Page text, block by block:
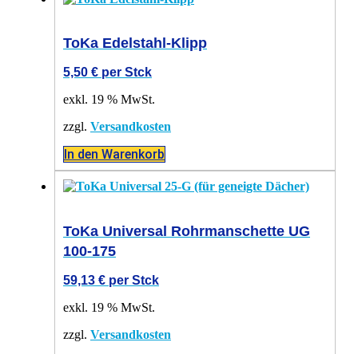
ToKa Edelstahl-Klipp
5,50 € per Stck
exkl. 19 % MwSt.
zzgl. Versandkosten
In den Warenkorb
ToKa Universal Rohrmanschette UG
100-175
59,13 € per Stck
exkl. 19 % MwSt.
zzgl. Versandkosten